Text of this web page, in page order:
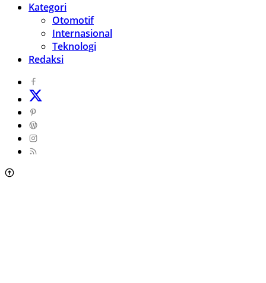
Kategori
Otomotif
Internasional
Teknologi
Redaksi